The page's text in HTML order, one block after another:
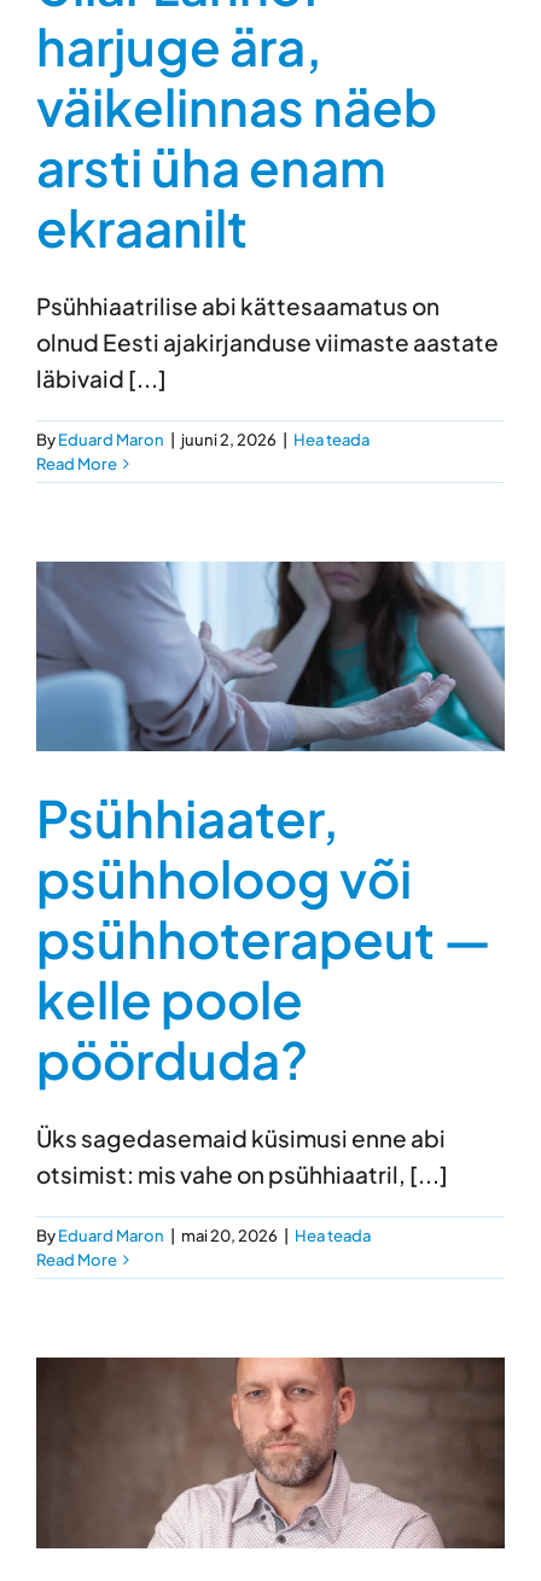
harjuge ära,
väikelinnas näeb
arsti üha enam
ekraanilt
Psühhiaatrilise abi kättesaamatus on
olnud Eesti ajakirjanduse viimaste aastate
läbivaid [...]
ByEduard Maron | juuni 2, 2026 | Hea teada
Read More
Psühhiaater,
psühholoog või
psühhoterapeut —
kelle poole
pöörduda?
Üks sagedasemaid küsimusi enne abi
otsimist: mis vahe on psühhiaatril, [...]
ByEduard Maron mai 20, 2026
Hea teada
Read More